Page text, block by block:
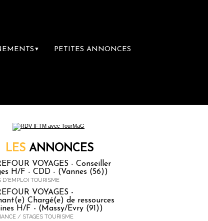
▼ PETITES ANNONCES
du voyage
LES ANNONCES
VOYAGES - Conseiller
H/F - CDD - (Vannes (56))
D'EMPLOI TOURISME
VOYAGES -
Chargé(e) de ressources
H/F - (Massy/Evry (91))
/ STAGES TOURISME